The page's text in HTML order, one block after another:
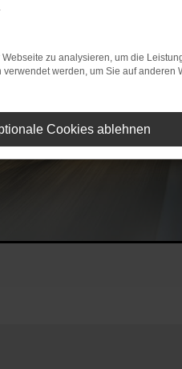
zu analysieren, um die
werden, um Sie auf
Cookies ablehnen